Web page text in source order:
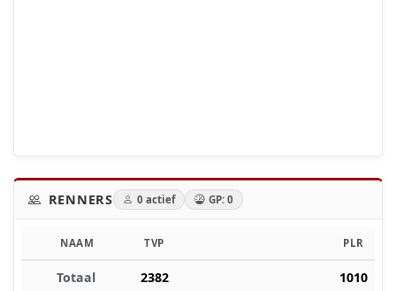
RENNERS 0 actief GP: 0
NAAM TVP PLR
Totaal 2382 1010